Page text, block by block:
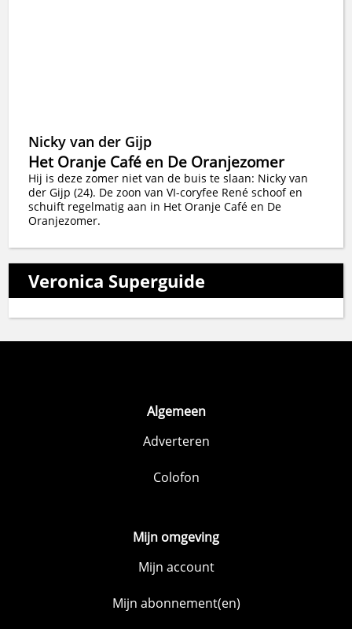
Nicky van der Gijp
Het Oranje Café en De Oranjezomer
Hij is deze zomer niet van de buis te slaan: Nicky van
der Gijp (24). De zoon van VI-coryfee René schoof en
schuift regelmatig aan in Het Oranje Café en De
Oranjezomer.
Veronica Superguide
Algemeen
Adverteren
Colofon
Mijn omgeving
Mijn account
Mijn abonnement(en)